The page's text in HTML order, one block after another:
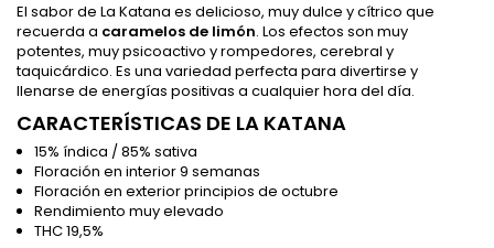
El sabor de La Katana es delicioso, muy dulce y cítrico que
recuerda a caramelos de limón. Los efectos son muy
potentes, muy psicoactivo y rompedores, cerebral y
taquicárdico. Es una variedad perfecta para divertirse y
llenarse de energías positivas a cualquier hora del día.
CARACTERÍSTICAS DE LA KATANA
15% índica / 85% sativa
Floración en interior 9 semanas
Floración en exterior principios de octubre
Rendimiento muy elevado
THC 19,5%